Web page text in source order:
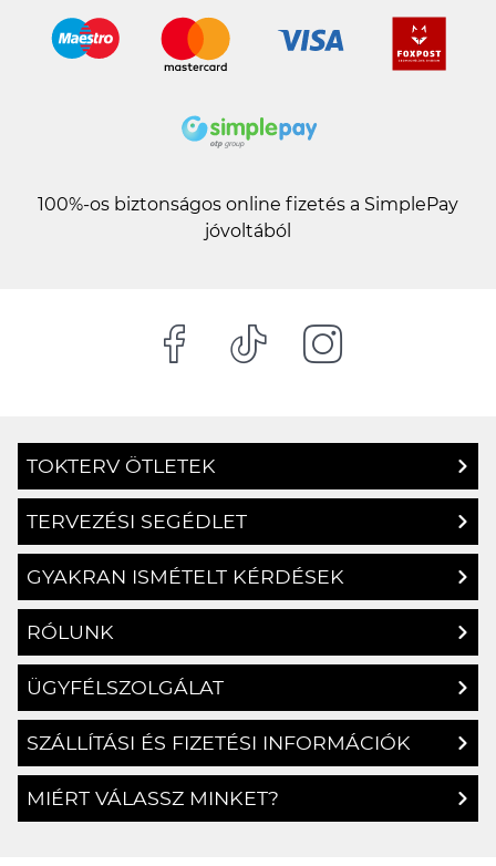
100%-os biztonságos online fizetés a SimplePay
jóvoltából
TOKTERV ÖTLETEK
TERVEZÉSI SEGÉDLET
GYAKRAN ISMÉTELT KÉRDÉSEK
RÓLUNK
ÜGYFÉLSZOLGÁLAT
SZÁLLÍTÁSI ÉS FIZETÉSI INFORMÁCIÓK
MIÉRT VÁLASSZ MINKET?